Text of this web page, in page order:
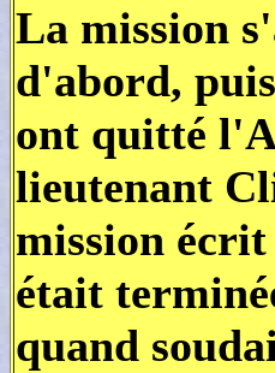
La mission
d'abord,
ont quitté
lieutenant
mission
était
quand